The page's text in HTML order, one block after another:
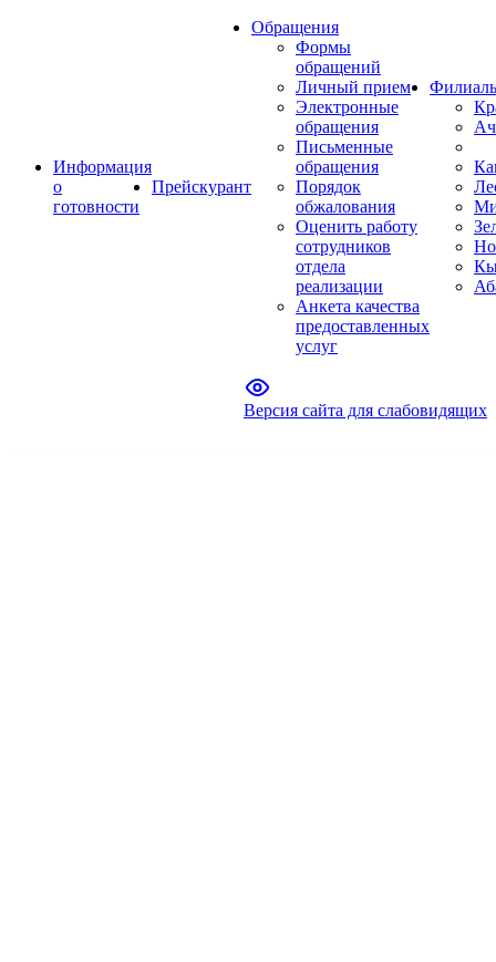
Информация
о
готовности
Прейскурант
Обращения
Формы
обращений
Личный прием
Электронные
обращения
Письменные
обращения
Порядок
обжалования
Оценить работу
сотрудников
отдела
реализации
Анкета качества
предоставленных
услуг
Версия сайта для слабовидящих